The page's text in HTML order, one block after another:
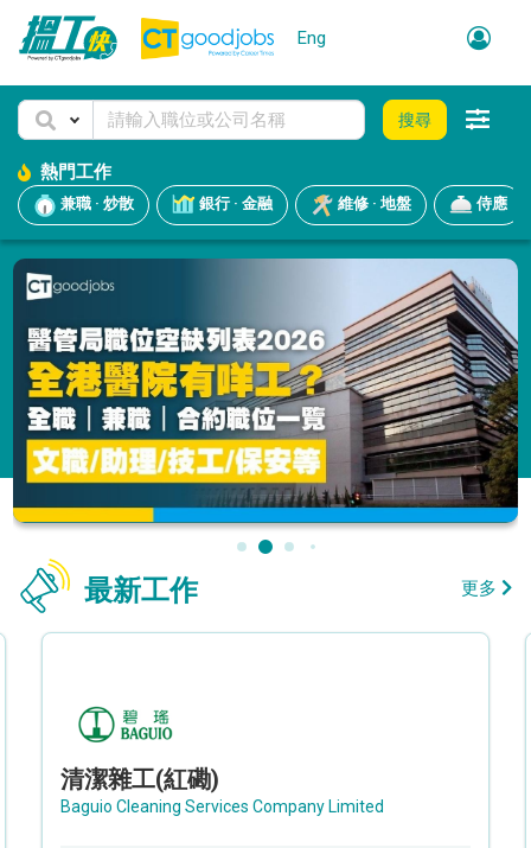
Eng
搜尋
熱門工作
兼職 · 炒散 銀行 · 金融 維修 · 地盤 侍應
最新工作 更多
清潔雜工(紅磡)
Baguio Cleaning Services Company Limited